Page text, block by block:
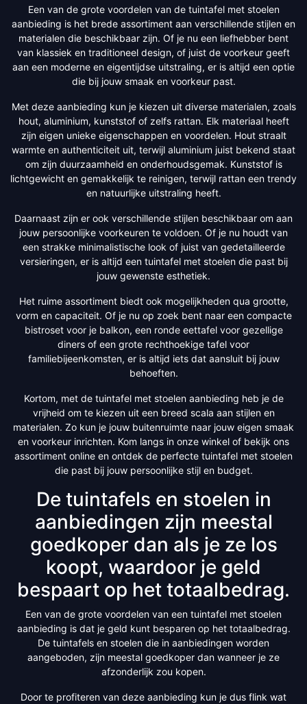
Een van de grote voordelen van de tuintafel met stoelen
aanbieding is het brede assortiment aan verschillende stijlen en
materialen die beschikbaar zijn. Of je nu een liefhebber bent
van klassiek en traditioneel design, of juist de voorkeur geeft
aan een moderne en eigentijdse uitstraling, er is altijd een optie
die bij jouw smaak en voorkeur past.
Met deze aanbieding kun je kiezen uit diverse materialen, zoals
hout, aluminium, kunststof of zelfs rattan. Elk materiaal heeft
zijn eigen unieke eigenschappen en voordelen. Hout straalt
warmte en authenticiteit uit, terwijl aluminium juist bekend staat
om zijn duurzaamheid en onderhoudsgemak. Kunststof is
lichtgewicht en gemakkelijk te reinigen, terwijl rattan een trendy
en natuurlijke uitstraling heeft.
Daarnaast zijn er ook verschillende stijlen beschikbaar om aan
jouw persoonlijke voorkeuren te voldoen. Of je nu houdt van
een strakke minimalistische look of juist van gedetailleerde
versieringen, er is altijd een tuintafel met stoelen die past bij
jouw gewenste esthetiek.
Het ruime assortiment biedt ook mogelijkheden qua grootte,
vorm en capaciteit. Of je nu op zoek bent naar een compacte
bistroset voor je balkon, een ronde eettafel voor gezellige
diners of een grote rechthoekige tafel voor
familiebijeenkomsten, er is altijd iets dat aansluit bij jouw
behoeften.
Kortom, met de tuintafel met stoelen aanbieding heb je de
vrijheid om te kiezen uit een breed scala aan stijlen en
materialen. Zo kun je jouw buitenruimte naar jouw eigen smaak
en voorkeur inrichten. Kom langs in onze winkel of bekijk ons
assortiment online en ontdek de perfecte tuintafel met stoelen
die past bij jouw persoonlijke stijl en budget.
De tuintafels en stoelen in
aanbiedingen zijn meestal
goedkoper dan als je ze los
koopt, waardoor je geld
bespaart op het totaalbedrag.
Een van de grote voordelen van een tuintafel met stoelen
aanbieding is dat je geld kunt besparen op het totaalbedrag.
De tuintafels en stoelen die in aanbiedingen worden
aangeboden, zijn meestal goedkoper dan wanneer je ze
afzonderlijk zou kopen.
Door te profiteren van deze aanbieding kun je dus flink wat